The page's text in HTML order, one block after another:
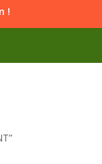
!